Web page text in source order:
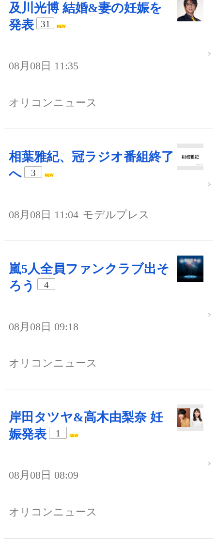
及川光博 結婚&妻の妊娠を
発表
31
08月08日 11:35
オリコンニュース
相葉雅紀、冠ラジオ番組終了
へ
3
08月08日 11:04 モデルプレス
嵐5人全員ファンクラブ出そ
ろう
4
08月08日 09:18
オリコンニュース
岸田タツヤ&高木由梨奈 妊
娠発表
1
08月08日 08:09
オリコンニュース